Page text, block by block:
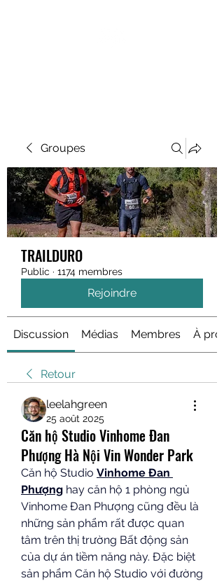
Groupes
TRAILDURO
Public · 1174 membres
Rejoindre
Discussion Médias Membres À
Retour
leelahgreen
25 août 2025
Căn hộ Studio Vinhome Đan
Phượng Hà Nội Vin Wonder Park
Căn hộ Studio Vinhome Đan
Phượng hay căn hộ 1 phòng ngủ
Vinhome Đan Phượng cũng đều là
những sản phẩm rất được quan
tâm trên thị trường Bất động sản
của dự án tiềm năng này. Đặc biệt
sản phẩm Căn hộ Studio với đường